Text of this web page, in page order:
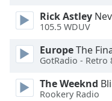
Size
Text
Edge
Style
Rick Astley
105.5 WDUV
EuropeThe
GotRadio - Retro
The Weeknd
Rookery Radio